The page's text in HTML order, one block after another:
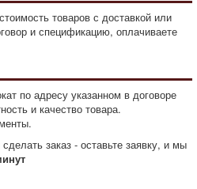
товаров с доставкой или
и спецификацию, оплачиваете
по адресу указанном в договоре
и качество товара.
заказ - оставьте заявку, и мы